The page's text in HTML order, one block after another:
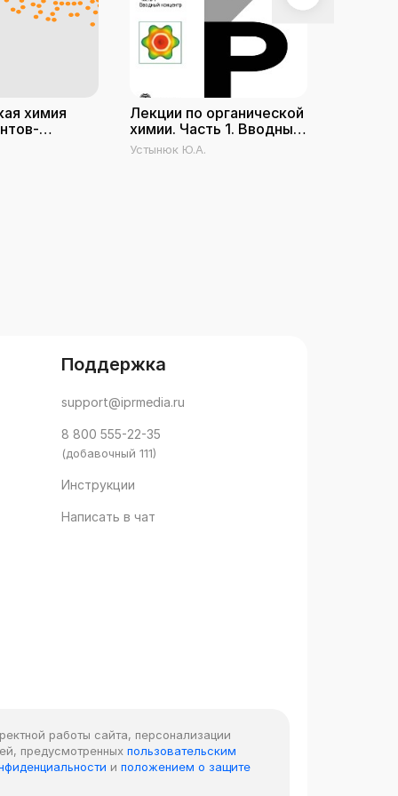
химия
Часть 1
Лекции по органической
химии. Часть 1. Вводный
концентр
Устынюк Ю.А.
Поддержка
support@iprmedia.ru
8 800 555-22-35
(добавочный 111)
Инструкции
Написать в чат
работы сайта, персонализации
предусмотренных пользовательским
и положением о защите